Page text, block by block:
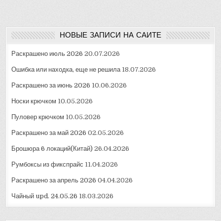
НОВЫЕ ЗАПИСИ НА САЙТЕ
Раскрашено июль 2026 20.07.2026
Ошибка или находка, еще не решила 18.07.2026
Раскрашено за июнь 2026 10.06.2026
Носки крючком 10.05.2026
Пуловер крючком 10.05.2026
Раскрашено за май 2026 02.05.2026
Брошюра 6 локаций(Китай) 26.04.2026
Румбоксы из фикспрайс 11.04.2026
Раскрашено за апрель 2026 04.04.2026
Чайный upd. 24.05.26 18.03.2026